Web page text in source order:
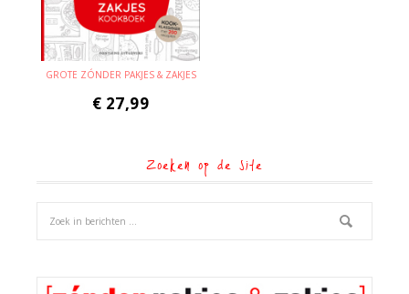
GROTE ZÓNDER PAKJES & ZAKJES
€ 27,99
Zoeken op de site